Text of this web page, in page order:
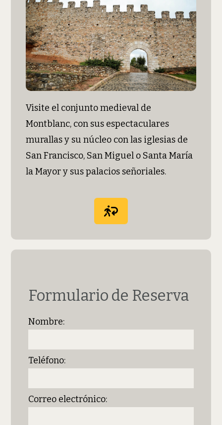
Visite el conjunto medieval de
Montblanc, con sus espectaculares
murallas y su núcleo con las iglesias de
San Francisco, San Miguel o Santa María
la Mayor y sus palacios señoriales.
Formulario de Reserva
Nombre:
Teléfono:
Correo electrónico: